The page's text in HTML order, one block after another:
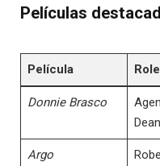
Películas
Película Role
Donnie Brasco
Argo